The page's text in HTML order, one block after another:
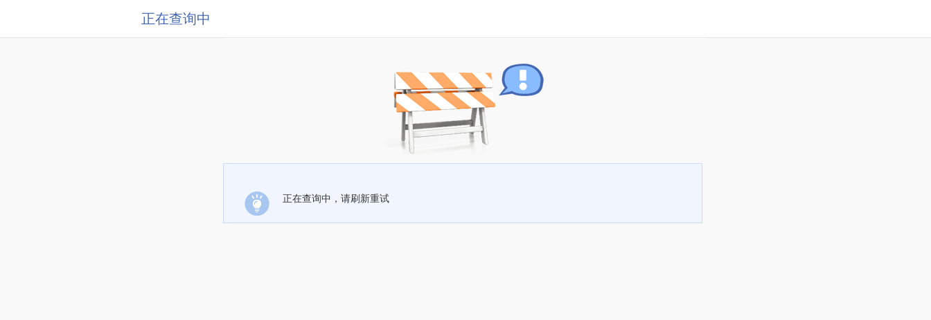
正在查询中
正在查询中，请刷新重试